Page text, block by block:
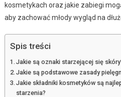
kosmetykach oraz jakie zabiegi
aby zachować młody wygląd na
Spis treści
Jakie są oznaki starzejącej się
Jakie są podstawowe zasady
Jakie składniki kosmetyków są
starzenia?